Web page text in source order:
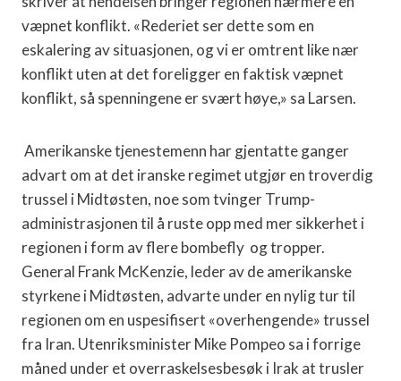
væpnet konflikt. «Rederiet ser dette som en
eskalering av situasjonen, og vi er omtrent like nær
konflikt uten at det foreligger en faktisk væpnet
konflikt, så spenningene er svært høye,» sa Larsen.
Amerikanske tjenestemenn har gjentatte ganger
advart om at det iranske regimet utgjør en troverdig
trussel i Midtøsten, noe som tvinger Trump-
administrasjonen til å ruste opp med mer sikkerhet i
regionen i form av flere bombefly og tropper.
General Frank McKenzie, leder av de amerikanske
styrkene i Midtøsten, advarte under en nylig tur til
regionen om en uspesifisert «overhengende» trussel
fra Iran. Utenriksminister Mike Pompeo sa i forrige
måned under et overraskelsesbesøk i Irak at trusler